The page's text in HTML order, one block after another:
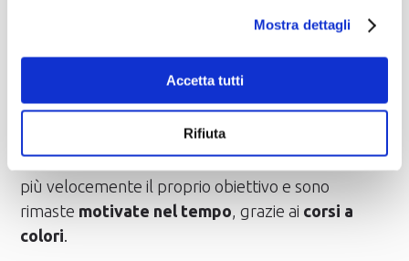
Mostra dettagli
Accetta tutti
Rifiuta
allenamento, durante i corsi e nei tuoi allenamenti
individuali. Grazie a PiùZone non saranno necessari
estenuanti allenamenti, ma saranno calibrati
, per raggiungere i tuoi
obiettivi. Il70%delle nostre ospiti ha raggiunto
più velocemente il proprio obiettivo e sono
rimaste motivate nel tempo, grazie ai corsi a
colori.